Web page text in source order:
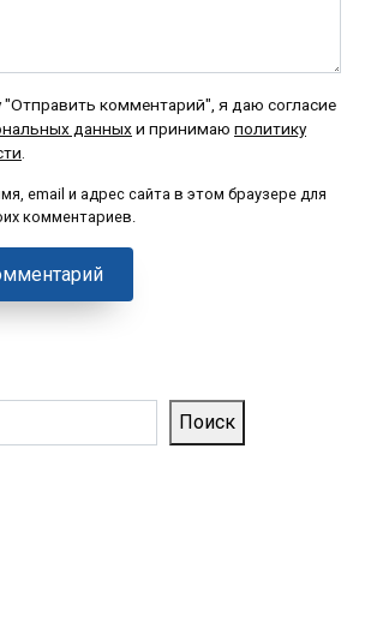
комментарий", я даю согласие
данныхи принимаю политику
email и адрес сайта в этом браузере для
комментариев.
Поиск